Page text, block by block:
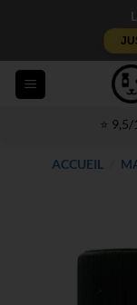
⭐
ACCUEIL